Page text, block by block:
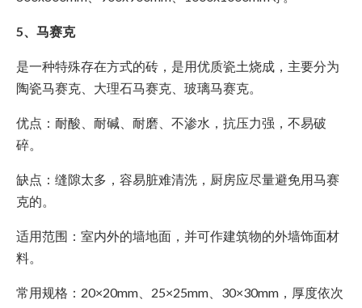
5、马赛克
是一种特殊存在方式的砖，是用优质瓷土烧成，主要分为
陶瓷马赛克、大理石马赛克、玻璃马赛克。
优点：耐酸、耐碱、耐磨、不渗水，抗压力强，不易破
碎。
缺点：缝隙太多，容易脏难清洗，厨房应尽量避免用马赛
克的。
适用范围：室内外的墙地面，并可作建筑物的外墙饰面材
料。
常用规格：20×20mm、25×25mm、30×30mm，厚度依次